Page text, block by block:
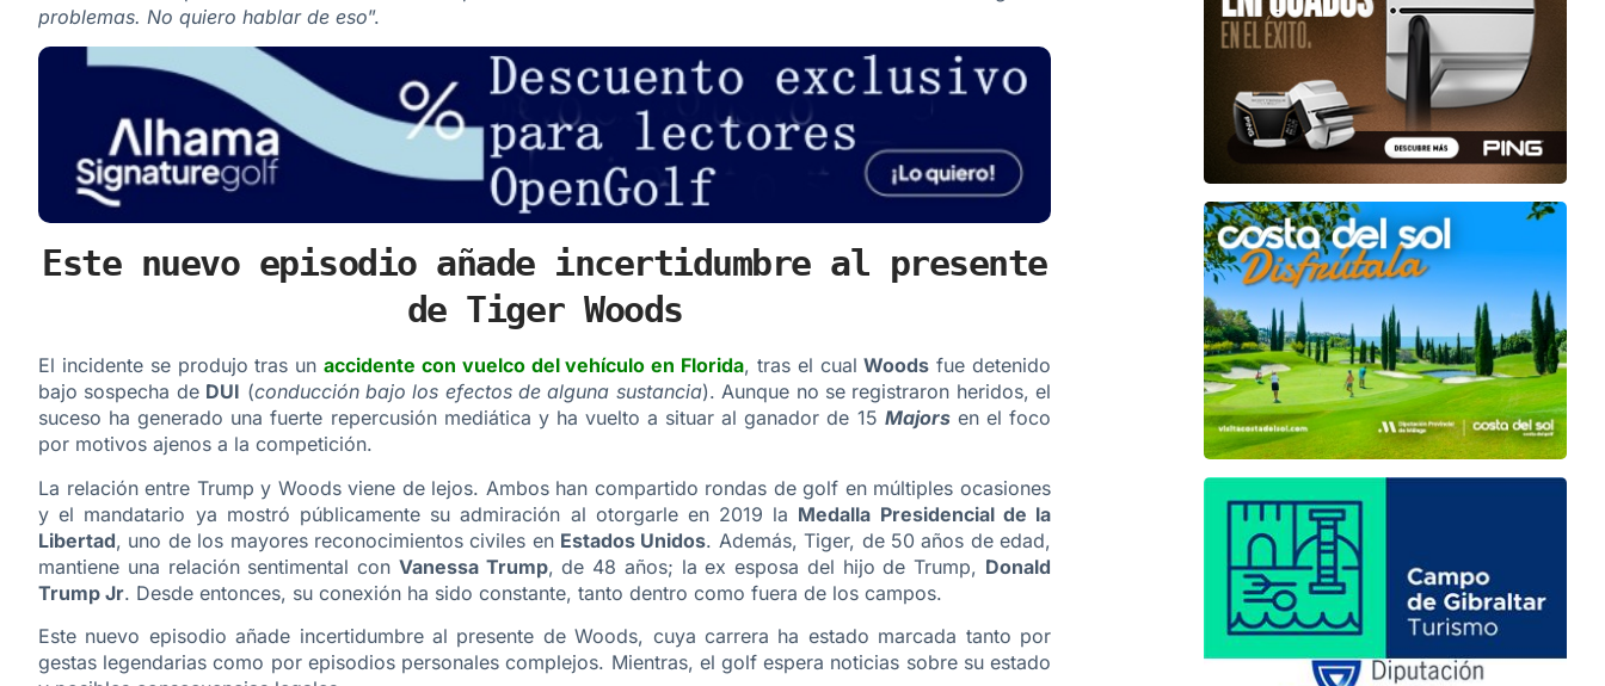
problemas. No quiero hablar de eso”.
Este nuevo episodio añade incertidumbre al presente
de Tiger Woods
El incidente se produjo tras un accidente con vuelco del vehículo en Florida, tras el cualWoods fue detenido
bajo sospecha de DUI (conducción bajo los efectos de alguna sustancia). Aunque no se registraron heridos, el
suceso ha generado una fuerte repercusión mediática y ha vuelto a situar al ganador de 15 Majors en el foco
por motivos ajenos a la competición.
La relación entre Trump y Woods viene de lejos. Ambos han compartido rondas de golf en múltiples ocasiones
y el mandatario ya mostró públicamente su admiración al otorgarle en 2019 la Medalla Presidencial de la
Libertad, uno de los mayores reconocimientos civiles en Estados Unidos. Además, Tiger, de 50 años de edad,
mantiene una relación sentimental con Vanessa Trump, de 48 años; la ex esposa del hijo de Trump, Donald
Trump Jr. Desde entonces, su conexión ha sido constante, tanto dentro como fuera de los campos.
Este nuevo episodio añade incertidumbre al presente de Woods, cuya carrera ha estado marcada tanto por
gestas legendarias como por episodios personales complejos. Mientras, el golf espera noticias sobre su estado